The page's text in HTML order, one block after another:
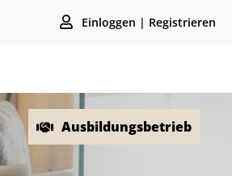
Einloggen | Registrieren
Ausbildungsbetrieb